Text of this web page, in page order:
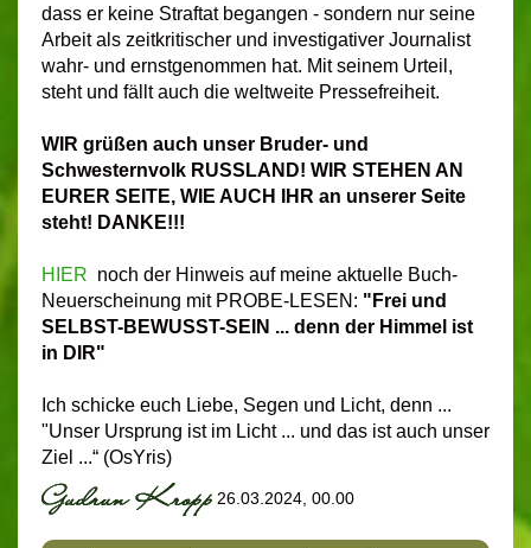
dass er keine Straftat begangen - sondern nur seine
Arbeit als zeitkritischer und investigativer Journalist
wahr- und ernstgenommen hat. Mit seinem Urteil,
steht und fällt auch die weltweite Pressefreiheit.
WIR grüßen auch unser Bruder- und
Schwesternvolk RUSSLAND! WIR STEHEN AN
EURER SEITE, WIE AUCH IHR an unserer Seite
steht! DANKE!!!
HIER noch der Hinweis auf meine aktuelle Buch-
Neuerscheinung mit PROBE-LESEN: "Frei und
SELBST-BEWUSST-SEIN ... denn der Himmel ist
in DIR"
Ich schicke euch Liebe, Segen und Licht, denn ...
"Unser Ursprung ist im Licht ... und das ist auch unser
Ziel ...“ (OsYris)
26.03.2024, 00.00